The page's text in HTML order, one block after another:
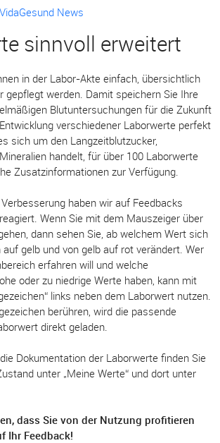
VidaGesund News
sinnvoll erweitert
in der Labor-Akte einfach, übersichtlich
gepflegt werden. Damit speichern Sie Ihre
Blutuntersuchungen für die Zukunft
verschiedener Laborwerte perfekt
sich um den Langzeitblutzucker,
handelt, für über 100 Laborwerte
Zusatzinformationen zur Verfügung.
haben wir auf Feedbacks
Wenn Sie mit dem Mauszeiger über
dann sehen Sie, ab welchem Wert sich
gelb und von gelb auf rot verändert. Wer
erfahren will und welche
oder zu niedrige Werte haben, kann mit
links neben dem Laborwert nutzen.
berühren, wird die passende
direkt geladen.
Dokumentation der Laborwerte finden Sie
unter „Meine Werte“ und dort unter
dass Sie von der Nutzung profitieren
Ihr Feedback!